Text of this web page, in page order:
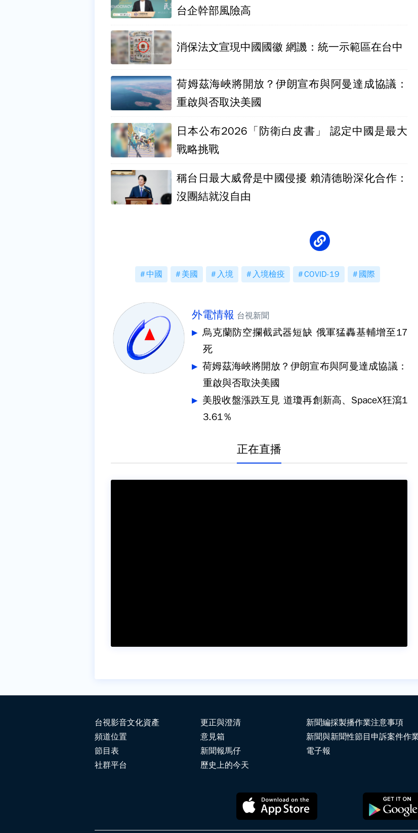
台企幹部風險高
消保法文宣現中國國徽 網譏：統一示範區在台中
荷姆茲海峽將開放？伊朗宣布與阿曼達成協議：
重啟與否取決美國
日本公布2026「防衛白皮書」 認定中國是最大
戰略挑戰
稱台日最大威脅是中國侵擾 賴清德盼深化合作：
沒團結就沒自由
中國 美國 入境 入境檢疫 COVID-19 國際
外電情報 台視新聞
烏克蘭防空攔截武器短缺 俄軍猛轟基輔增至17
死
荷姆茲海峽將開放？伊朗宣布與阿曼達成協議：
重啟與否取決美國
美股收盤漲跌互見 道瓊再創新高、SpaceX狂瀉1
3.61％
正在直播
台視影音文化資產
頻道位置
節目表
社群平台
更正與澄清
意見箱
新聞報馬仔
歷史上的今天
新聞編採製播作業注意事項
新聞與新聞性節目申訴案件作
電子報